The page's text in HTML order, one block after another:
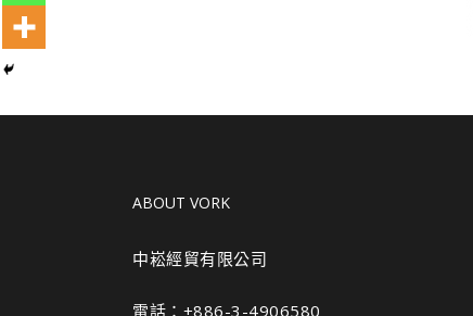
ABOUT VORK
中崧經貿有限公司
電話：+886-3-4906580